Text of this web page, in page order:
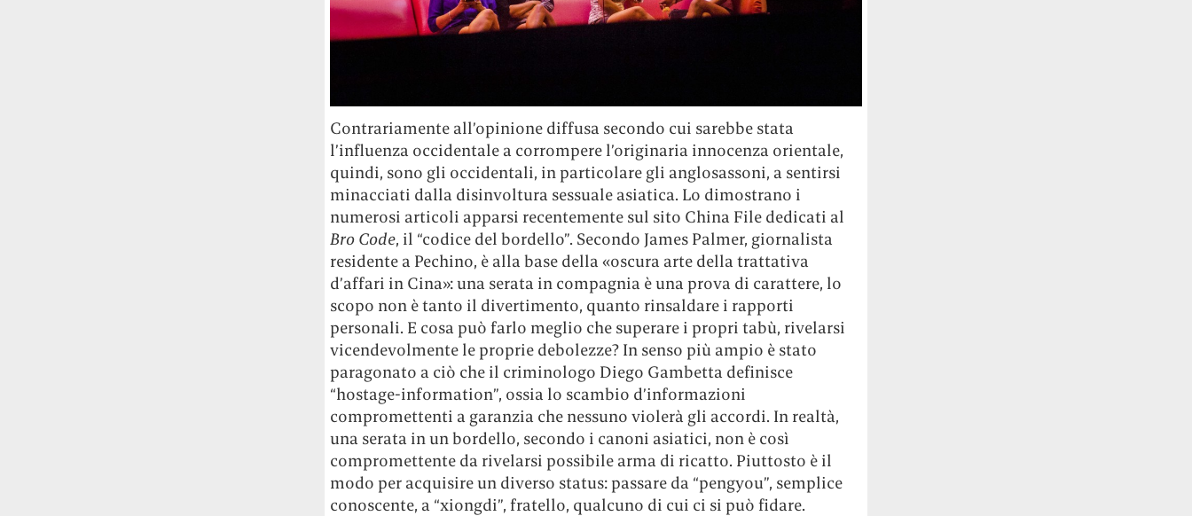
Contrariamente all’opinione diffusa secondo cui sarebbe stata
l’influenza occidentale a corrompere l’originaria innocenza orientale,
quindi, sono gli occidentali, in particolare gli anglosassoni, a sentirsi
minacciati dalla disinvoltura sessuale asiatica. Lo dimostrano i
numerosi articoli apparsi recentemente sul sito China File dedicati al
Bro Code, il “codice del bordello”. Secondo James Palmer, giornalista
residente a Pechino, è alla base della «oscura arte della trattativa
d’affari in Cina»: una serata in compagnia è una prova di carattere, lo
scopo non è tanto il divertimento, quanto rinsaldare i rapporti
personali. E cosa può farlo meglio che superare i propri tabù, rivelarsi
vicendevolmente le proprie debolezze? In senso più ampio è stato
paragonato a ciò che il criminologo Diego Gambetta definisce
“hostage-information”, ossia lo scambio d’informazioni
compromettenti a garanzia che nessuno violerà gli accordi. In realtà,
una serata in un bordello, secondo i canoni asiatici, non è così
compromettente da rivelarsi possibile arma di ricatto. Piuttosto è il
modo per acquisire un diverso status: passare da “pengyou”, semplice
conoscente, a “xiongdi”, fratello, qualcuno di cui ci si può fidare.